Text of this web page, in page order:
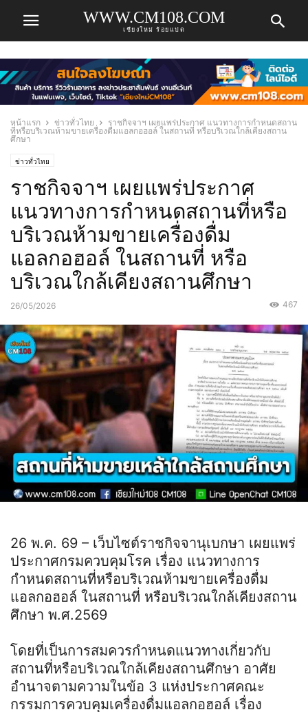
WWW.CM108.COM
เชียงใหม่ ร้อยแปด
หน้าแรก ข่าวทั่วไทย
ราชกิจจาฯ เผยแพร่ประกาศ แนวทางการกำหนดสถาน
ที่หรือบริเวณห้ามขายเครื่องดื่มแอลกอฮอล์ ในสถานที่ หรือบริเวณใกล้เคียงสถาน
ศึกษา
ข่าวทั่วไทย
ราชกิจจาฯ เผยแพร่ประกาศ
แนวทางการกำหนดสถานที่หรือ
บริเวณห้ามขายเครื่องดื่ม
แอลกอฮอล์ ในสถานที่ หรือ
บริเวณใกล้เคียงสถานศึกษา
26/05/2026 467
26 พ.ค. 69 – เว็บไซต์ราชกิจจานุเบกษา เผยแพร่
ประกาศกรมควบคุมโรค เรื่อง แนวทางการ
กำหนดสถานที่หรือบริเวณห้ามขายเครื่องดื่ม
แอลกอฮอล์ ในสถานที่ หรือบริเวณใกล้เคียงสถาน
ศึกษา พ.ศ.2569
โดยที่เป็นการสมควรกำหนดแนวทางเกี่ยวกับ
สถานที่หรือบริเวณใกล้เคียงสถานศึกษา อาศัย
อำนาจตามความในข้อ 3 แห่งประกาศคณะ
กรรมการควบคุมเครื่องดื่มแอลกอฮอล์ เรื่อง